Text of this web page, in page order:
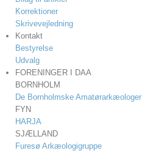
Korrektioner
Skrivevejledning
Kontakt
Bestyrelse
Udvalg
FORENINGER I DAA
BORNHOLM
De Bornholmske Amatørarkæologer
FYN
HARJA
SJÆLLAND
Furesø Arkæologigruppe